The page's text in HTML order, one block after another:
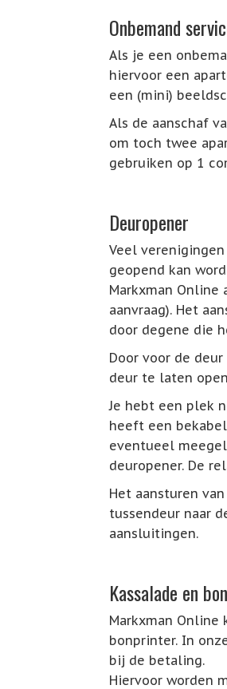
Onbemand
Als je een
hiervoor een
een (mini)
Als de aanschaf
om toch twee
gebruiken op 1
Deuropener
Veel
geopend kan
Markxman
aanvraag). Het
door degene die
Door voor de
deur te laten
Je hebt een plek
heeft een
eventueel
deuropener. De
Het aansturen
tussendeur naar
aansluitingen.
Kassalade en
Markxman Online
bonprinter. In
bij de betaling.
Hiervoor worden